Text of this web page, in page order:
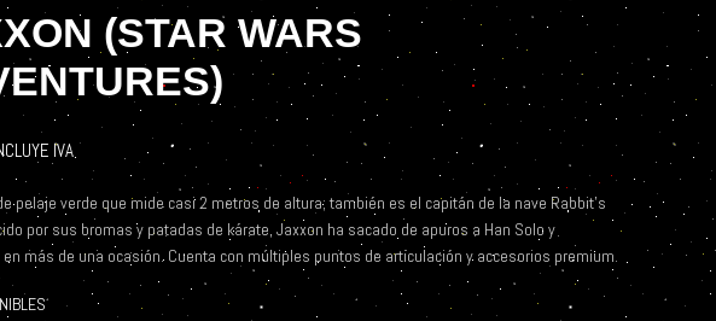
(STAR WARS
IVA
pelaje verde que mide casi 2 metros de altura; también es el capitán de la nave Rabbit’s
por sus bromas y patadas de kárate, Jaxxon ha sacado de apuros a Han Solo y
en más de una ocasión. Cuenta con múltiples puntos de articulación y accesorios premium.